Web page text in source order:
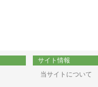
サイト情報
当サイトについて